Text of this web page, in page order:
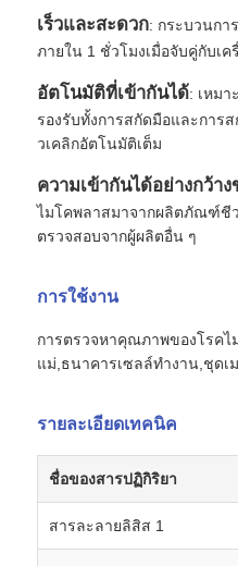
เร็วและสะดวก: กระบวนกา
ภายใน 1 ชั่วโมงเมื่อจับคู่กับเ
อัตโนมัติที่เข้ากันได้: เหมา
รองรับทั้งการสกัดมือและการ
วเคลิกอัตโนมัติเต็ม
ความเข้ากันได้อย่างกว้าง
ไมโคพลาสมาจากผลิตภัณฑ์ชี
ตรวจสอบจากผู้ผลิตอื่น ๆ
การใช้งาน
การตรวจหาคุณภาพของโรค
แม่,ธนาคารเซลล์ทํางาน,ชุด
รายละเอียดเทคนิค
ชื่อของสารปฏิกิริยา
สารละลายลิสิส 1